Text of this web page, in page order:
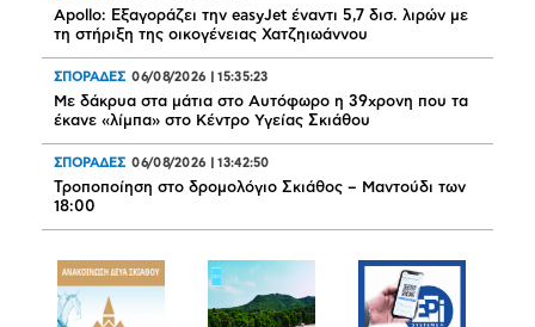
Apollo: Εξαγοράζει την easyJet έναντι 5,7 δισ. λιρών με
τη στήριξη της οικογένειας Χατζηιωάννου
ΣΠΟΡΑΔΕΣ 06/08/2026 15:35:23
Με δάκρυα στα μάτια στο Αυτόφωρο η 39χρονη που τα
έκανε «λίμπα» στο Κέντρο Υγείας Σκιάθου
ΣΠΟΡΑΔΕΣ 06/08/2026 13:42:50
Τροποποίηση στο δρομολόγιο Σκιάθος – Μαντούδι των
18:00